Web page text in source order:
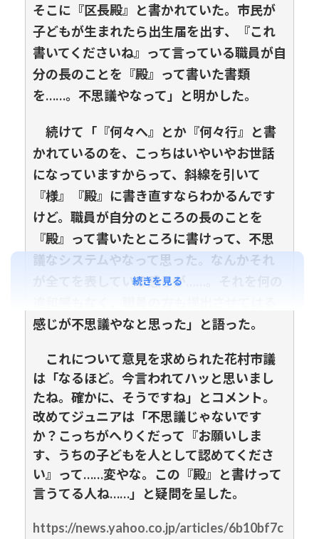
そこに『区長殿』と書かれていた。市民が
子どもが生まれたら出生届を出す、『これ
書いてくださいね』って言っている職員が自
分の長のことを『殿』って書いた書類
を……。不思議やなって」と明かした。
続けて「『何々へ』とか『何々行』と書
かれているのを、こっちはいやいやお世話
になっていますからって、斜線を引いて
『様』『殿』に書き直すならわかるんです
けど。職員が自分のところの長のことを
『殿』って書いたところに書けって、不思
議なシステムやなって思った。なんかそれ
が全てを表している感じが……。それを何の
感じが不思議やなと思った」と語った。
これについて意見を求められた花村市議
は「なるほど。今言われてハッと思いまし
たね。確かに、そうですね」とコメント。
改めてジュニアは「不思議じゃないです
か？こっちがへりくだって『お願いしま
す、うちの子どもを人として認めてくださ
い』って……変やな。この『殿』と書けって
言うてる人ね……」と疑問を呈した。
https://news.yahoo.co.jp/articles/6b10bf7c
続きを見る